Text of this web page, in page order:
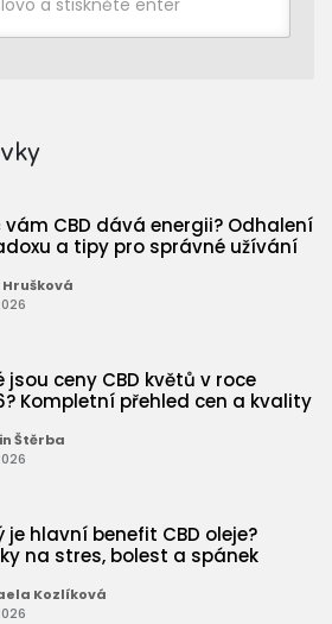
vám CBD dává energii? Odhalení
a tipy pro správné užívání
jsou ceny CBD květů v roce
Kompletní přehled cen a kvality
Štěrba
je hlavní benefit CBD oleje?
na stres, bolest a spánek
Kozlíková